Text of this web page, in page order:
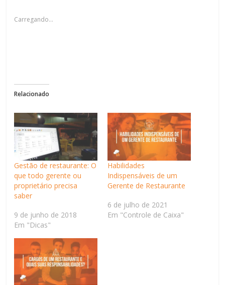
Carregando...
Relacionado
Gestão de restaurante: O
que todo gerente ou
proprietário precisa
saber
9 de junho de 2018
Em "Dicas"
Habilidades
Indispensáveis de um
Gerente de Restaurante
6 de julho de 2021
Em "Controle de Caixa"